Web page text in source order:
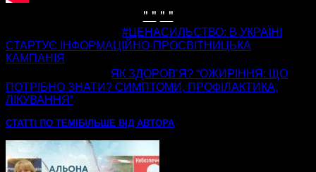
" " " "
#ЦЕНАСИЛЬСТВО: В УКРАЇНІ
СТАРТУЄ ІНФОРМАЦІЙНО-ПРОСВІТНИЦЬКА
КАМПАНІЯ
ЯК ЗДОРОВ’Я? “ОЖИРІННЯ: ЩО
ПОТРІБНО ЗНАТИ? СИМПТОМИ, ПРОФІЛАКТИКА,
ЛІКУВАННЯ”
СТАТТІ ПО ТЕМІ БІЛЬШЕ ВІД АВТОРА